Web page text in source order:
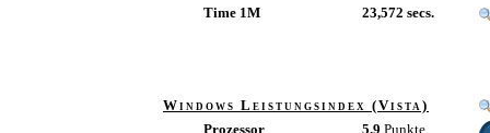
Time 1M
23,572 secs.
Windows Leistungsindex (Vista)
Prozessor
5.9 Punkte